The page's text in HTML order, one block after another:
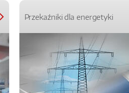
Przekaźniki dla energetyki